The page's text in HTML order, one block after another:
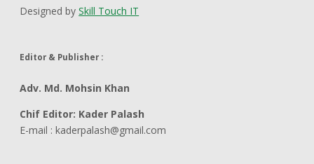
Designed bySkill Touch IT
Editor & Publisher :
Adv. Md. Mohsin Khan
Chif Editor: Kader Palash
E-mail : kaderpalash@gmail.com